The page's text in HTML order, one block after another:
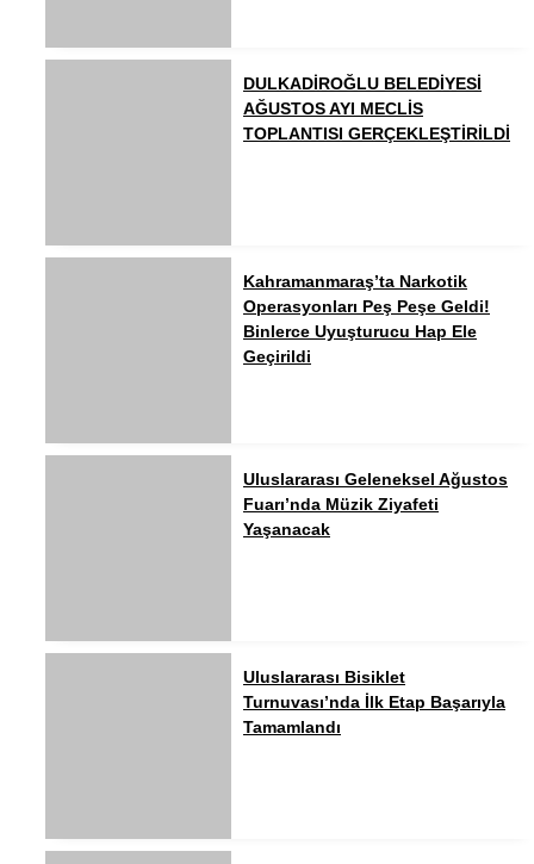
DULKADİROĞLU BELEDİYESİ
AĞUSTOS AYI MECLİS
TOPLANTISI GERÇEKLEŞTİRİLDİ
Kahramanmaraş’ta Narkotik
Operasyonları Peş Peşe Geldi!
Binlerce Uyuşturucu Hap Ele
Geçirildi
Uluslararası Geleneksel Ağustos
Fuarı’nda Müzik Ziyafeti
Yaşanacak
Uluslararası Bisiklet
Turnuvası’nda İlk Etap Başarıyla
Tamamlandı